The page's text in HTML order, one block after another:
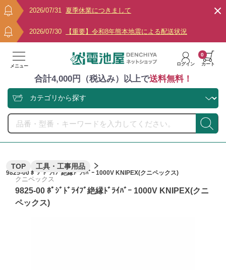
2026/07/31 夏季休業につきまして
2026/07/30 【重要】令和8年熊本地震による配送状況
メニュー ログイン カート
0
合計4,000円（税込み）以上で送料無料！
TOP 工具・工事用品
9825-00 ﾎﾟｼﾞﾄﾞﾗｲﾌﾞ絶縁ﾄﾞﾗｲﾊﾞｰ 1000V KNIPEX(クニペックス)
クニペックス
9825-00 ﾎﾟｼﾞﾄﾞﾗｲﾌﾞ絶縁ﾄﾞﾗｲﾊﾞｰ 1000V KNIPEX(クニ
ペックス)